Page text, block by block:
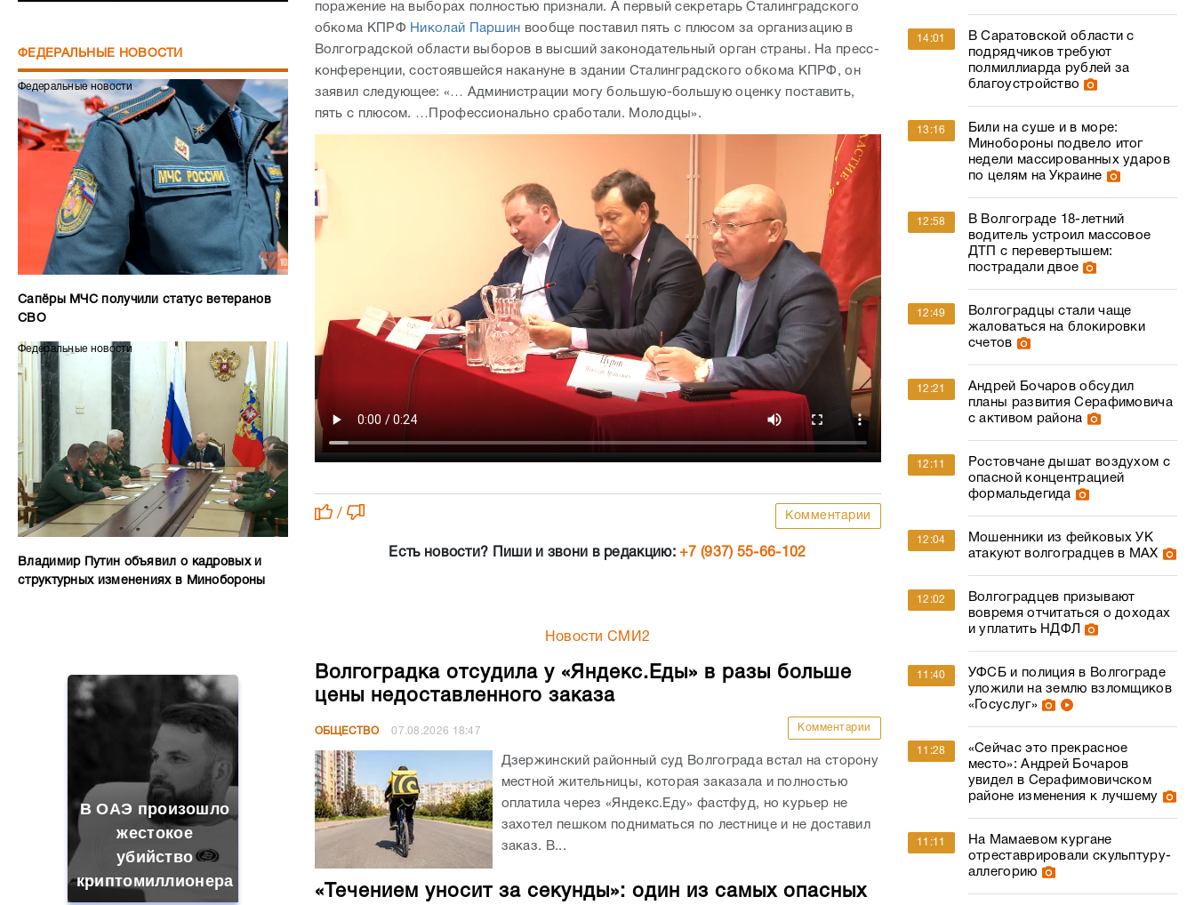
ФЕДЕРАЛЬНЫЕ НОВОСТИ
Федеральные новости
Сапёры МЧС получили статус ветеранов
СВО
Федеральные новости
Владимир Путин объявил о кадровых и
структурных изменениях в Минобороны
В ОАЭ произошло
жестокое
убийство
криптомиллионера
поражение на выборах полностью признали. А первый секретарь Сталинградского
обкома КПРФ Николай Паршин вообще поставил пять с плюсом за организацию в
Волгоградской области выборов в высший законодательный орган страны. На пресс-
конференции, состоявшейся накануне в здании Сталинградского обкома КПРФ, он
заявил следующее: «… Администрации могу большую-большую оценку поставить,
пять с плюсом. …Профессионально сработали. Молодцы».
/ Комментарии
Есть новости? Пиши и звони в редакцию:+7 (937) 55-66-102
Новости СМИ2
Волгоградка отсудила у «Яндекс.Еды» в разы больше
цены недоставленного заказа
ОБЩЕСТВО 07.08.2026 18:47 Комментарии
Дзержинский районный суд Волгограда встал на сторону
местной жительницы, которая заказала и полностью
оплатила через «Яндекс.Еду» фастфуд, но курьер не
захотел пешком подниматься по лестнице и не доставил
заказ. В...
«Течением уносит за секунды»: один из самых опасных
14:01
В Саратовской области с
подрядчиков требуют
полмиллиарда рублей за
благоустройство
13:16
Били на суше и в море:
Минобороны подвело итог
недели массированных ударов
по целям на Украине
12:58
В Волгограде 18-летний
водитель устроил массовое
ДТП с перевертышем:
пострадали двое
12:49
Волгоградцы стали чаще
жаловаться на блокировки
счетов
12:21
Андрей Бочаров обсудил
планы развития Серафимовича
с активом района
12:11
Ростовчане дышат воздухом с
опасной концентрацией
формальдегида
12:04
Мошенники из фейковых УК
атакуют волгоградцев в МАХ
12:02
Волгоградцев призывают
вовремя отчитаться о доходах
и уплатить НДФЛ
11:40
УФСБ и полиция в Волгограде
уложили на землю взломщиков
«Госуслуг»
11:28
«Сейчас это прекрасное
место»: Андрей Бочаров
увидел в Серафимовичском
районе изменения к лучшему
11:11
На Мамаевом кургане
отреставрировали скульптуру-
аллегорию